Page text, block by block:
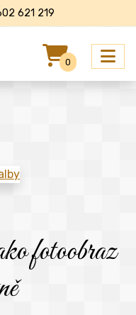
621 219
0
fotoobraz